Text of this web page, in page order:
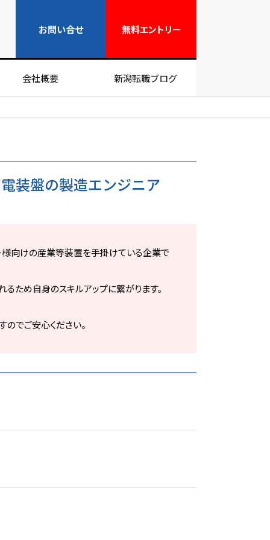
お問い合せ 無料エントリー
会社概要 新潟転職ブログ
装盤の製造エンジニア
向けの産業等装置を手掛けている企業で
ため自身のスキルアップに繋がります。
でご安心ください。